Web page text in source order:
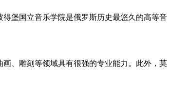
堡国立音乐学院是俄罗斯历史最悠久的高等音
、雕刻等领域具有很强的专业能力。此外，莫